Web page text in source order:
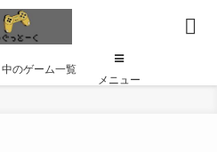
のゲーム一覧
メニュー